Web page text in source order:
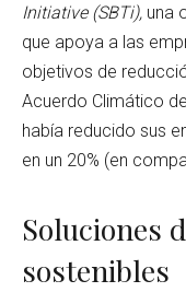
Initiative (SBTi), una
que apoya a las
objetivos de
Acuerdo Climático
había reducido sus
en un 20% (en
Soluciones
sostenibles